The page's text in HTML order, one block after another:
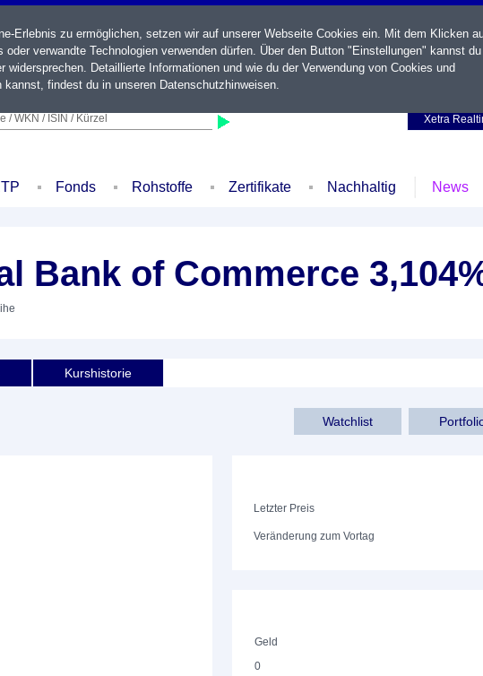
/ WKN / ISIN / Kürzel
Xetra
Fonds Rohstoffe Zertifikate Nachhaltig News
Bank of Commerce
Kurshistorie
Watchlist
Letzter Preis
Veränderung zum Vortag
Geld
0
Erlebnis zu ermöglichen, setzen wir auf unserer Webseite Cookies ein. Mit dem Klicken
verwandte Technologien verwenden dürfen. Über den Button "Einstellungen" kannst du
Detaillierte Informationen und wie du der Verwendung von Cookies und
kannst, findest du in unseren Datenschutzhinweisen.